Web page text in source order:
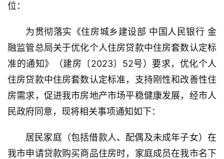
位：
为贯彻落实《住房城乡建设部 中国人民银行 金
融监管总局关于优化个人住房贷款中住房套数认定标
准的通知》（建房〔2023〕52号）要求，优化个人
住房贷款中住房套数认定标准，支持刚性和改善性住
房需求，促进我市房地产市场平稳健康发展，经市人
民政府同意，现将相关事项通知如下：
居民家庭（包括借款人、配偶及未成年子女）在
我市申请贷款购买商品住房时，家庭成员在我市名下